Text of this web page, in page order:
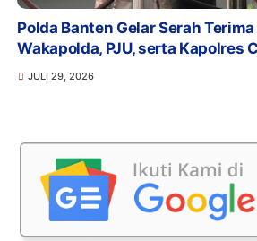
Polda Banten Gelar Serah
Wakapolda, PJU, serta Kapolres
JULI 29, 2026